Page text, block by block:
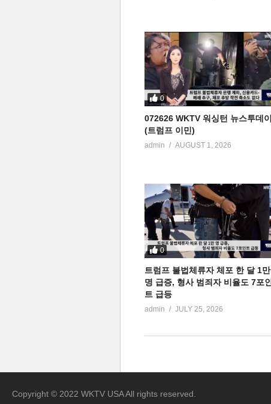
0
072626 WKTV 워싱턴 뉴스투데이
(트럼프 이민)
admin AUGUST 1, 2026
0
트럼프 불법체류자 체포 한 달 1만
명 급증, 형사 범죄자 비율도 7포인
트 급등
admin JULY 25, 2026
Copyright © 2022 WKTV USA All rights reserved.